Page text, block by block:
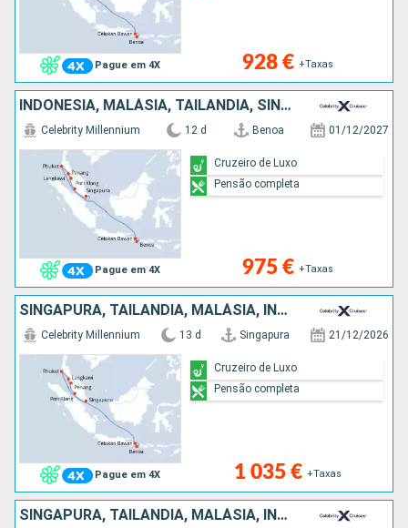
Pague em 4X 928 € +Taxas
INDONÉSIA, MALÁSIA, TAILÂNDIA, SINGAPURA
Pague em 4X
Celebrity Millennium 12 d Benoa 01/12/2027
975 € +Taxas
Cruzeiro de Luxo
Pensão completa
SINGAPURA, TAILÂNDIA, MALÁSIA, INDONÉSIA
Pague em 4X
Celebrity Millennium 13 d Singapura 21/12/2026
1 035 € +Taxas
Cruzeiro de Luxo
Pensão completa
SINGAPURA, TAILÂNDIA, MALÁSIA, INDONÉSIA